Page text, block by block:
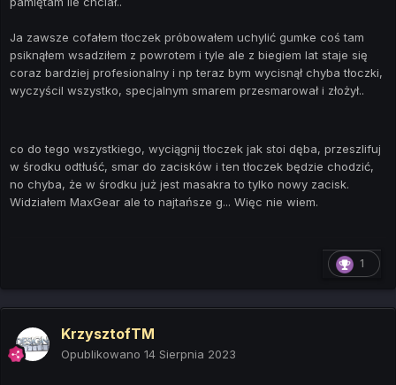
Ja zawsze cofałem tłoczek próbowałem uchylić gumke coś tam
psiknąłem wsadziłem z powrotem i tyle ale z biegiem lat staje się
coraz bardziej profesionalny i np teraz bym wycisnął chyba tłoczki,
wyczyścil wszystko, specjalnym smarem przesmarował i złożył..
co do tego wszystkiego, wyciągnij tłoczek jak stoi dęba, przeszlifuj
w środku odtłuść, smar do zacisków i ten tłoczek będzie chodzić,
no chyba, że w środku już jest masakra to tylko nowy zacisk.
Widziałem MaxGear ale to najtańsze g... Więc nie wiem.
1
KrzysztofTM
Opublikowano 14 Sierpnia 2023